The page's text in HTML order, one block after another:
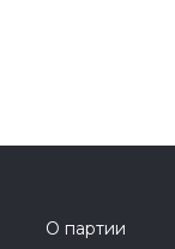
О партии